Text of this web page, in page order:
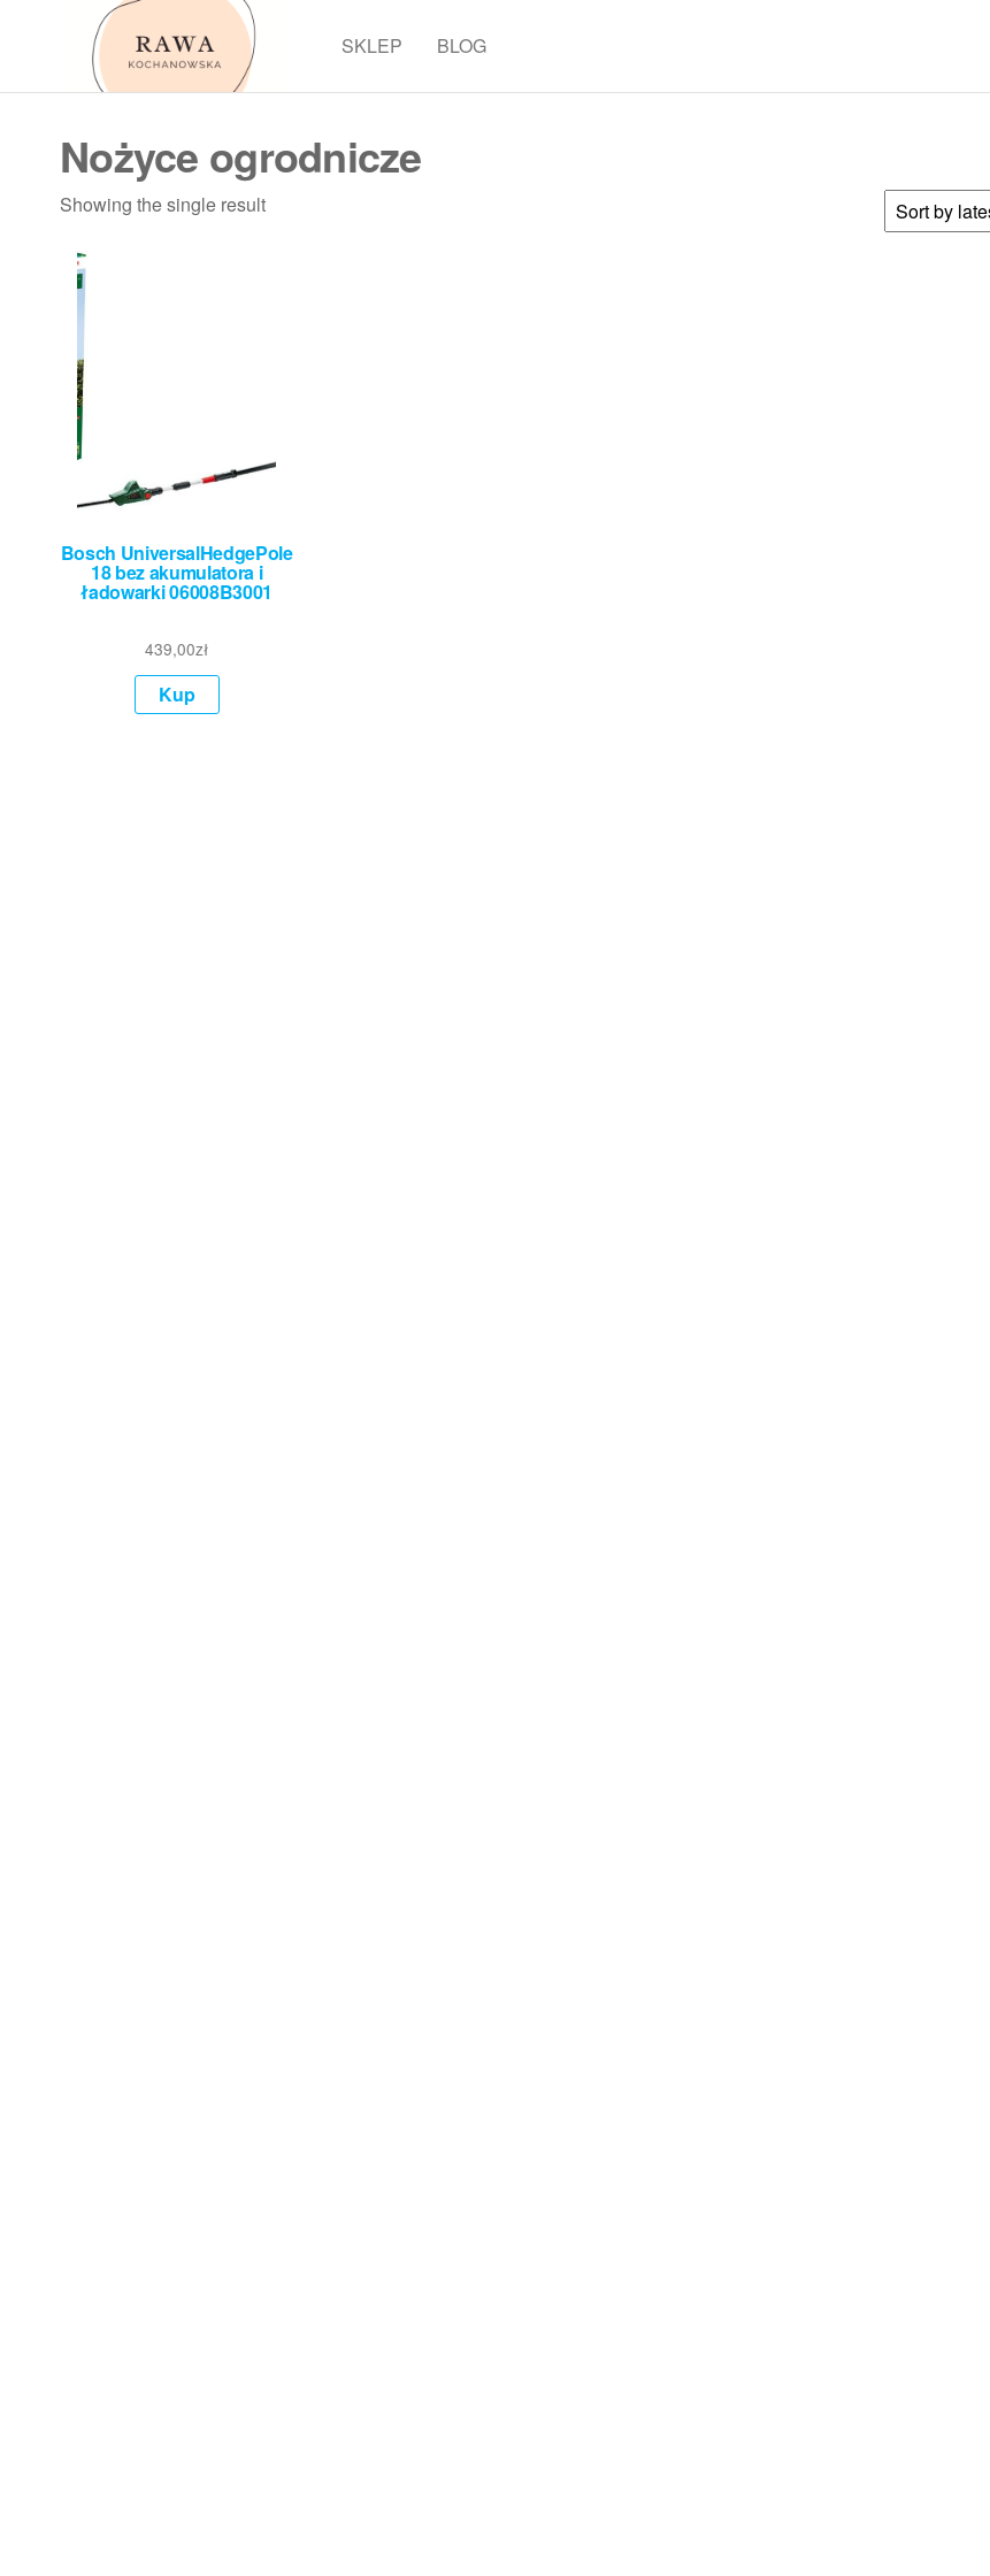
SKLEP BLOG
Nożyce ogrodnicze
Showing the single result
Bosch UniversalHedgePole
18 bez akumulatora i
ładowarki 06008B3001
439,00zł
Kup